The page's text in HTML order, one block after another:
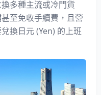
多種主流或冷門貨
至免收手續費，且營
換日元 (Yen) 的上班